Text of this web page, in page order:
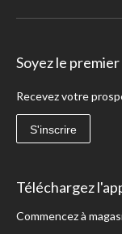
Soyez le
Recevez votre
S'inscrire
Téléchargez
Commencez à